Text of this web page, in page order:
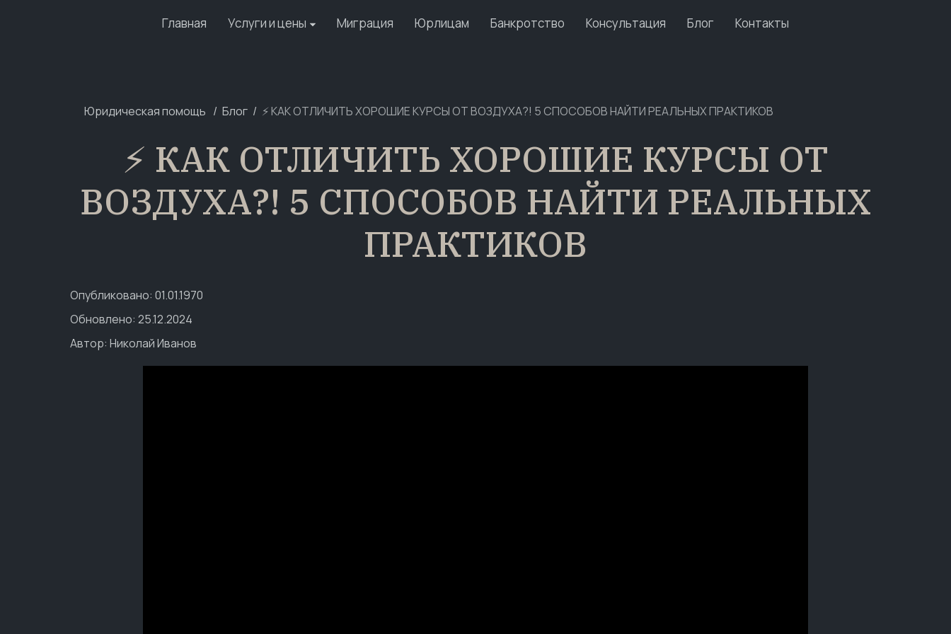
Главная Услуги и цены Миграция Юрлицам Банкротство Консультация Блог Контакты
Юридическая помощь Блог ⚡️ КАК ОТЛИЧИТЬ ХОРОШИЕ КУРСЫ ОТ ВОЗДУХА?! 5 СПОСОБОВ НАЙТИ РЕАЛЬНЫХ ПРАКТИКОВ
⚡️ КАК ОТЛИЧИТЬ ХОРОШИЕ КУРСЫ ОТ
ВОЗДУХА?! 5 СПОСОБОВ НАЙТИ РЕАЛЬНЫХ
ПРАКТИКОВ
Опубликовано: 01.01.1970
Обновлено: 25.12.2024
Автор: Николай Иванов